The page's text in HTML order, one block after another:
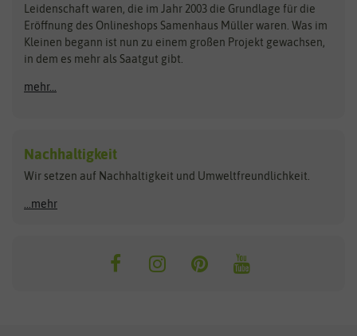
Kataloge
Schnäppchen
Anzucht & Gartenzubehör
Anzuchtschalen
Heizmatte & Heizkabel
Kokos-Quelltabletten
Zimmergewächshaus
Blumicorn
Bûten Birds
Carl Pabst
Fertil
Flora Elite
Florissa
Flortis
Franchi Sementi
Hortitops
JUB Holland
Leidenschaft waren, die im Jahr 2003 die Grundlage für die
Eröffnung des Onlineshops Samenhaus Müller waren. Was im
Kleinen begann ist nun zu einem großen Projekt gewachsen,
in dem es mehr als Saatgut gibt.
mehr...
Nachhaltigkeit
Wir setzen auf Nachhaltigkeit und Umweltfreundlichkeit.
...mehr